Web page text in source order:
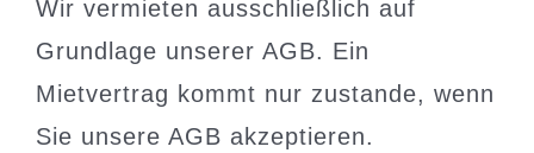
Wir vermieten ausschließlich auf
Grundlage unserer AGB. Ein
Mietvertrag kommt nur zustande, wenn
Sie unsere AGB akzeptieren.